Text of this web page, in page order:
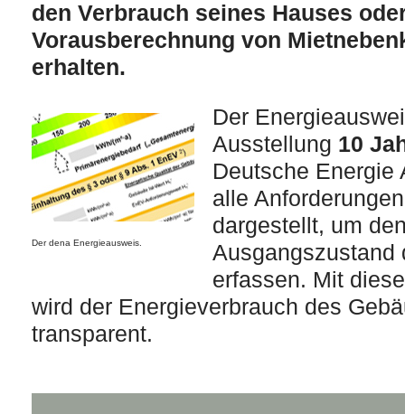
den Verbrauch seines Hauses
Vorausberechnung von
erhalten.
Der dena Energieausweis.
Der
Ausstellung 10
Deutsche Energie
alle
dargestellt, um
Ausgangszustand
erfassen. Mit
wird der Energieverbrauch des
transparent.